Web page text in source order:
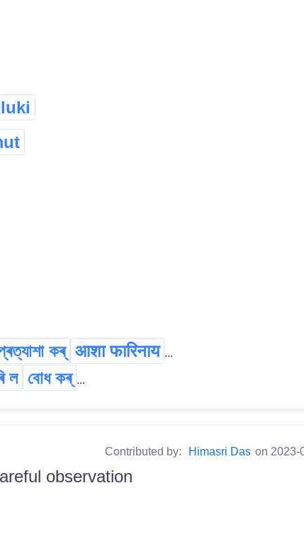
luki
কৰ্ आशा फारिनाय ...
ল বোধ কৰ্ ...
Contributed by: Himasri Das on 2023-
observation